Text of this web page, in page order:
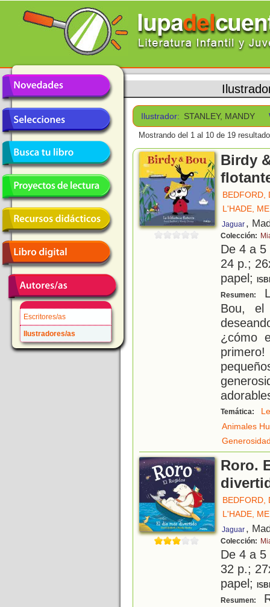
Escritores/as
Ilustradores/as
Ilustrador: STANLEY, MANDY
Mostrando del 1 al 10 de 19
Birdy
BEDFORD,
L'HADE,
Jaguar ,
Colección:
De 4 a
24 p.;
papel;
Resumen:
Bou,
¿cómo
Temática:
Animales
Roro.
BEDFORD,
L'HADE,
Jaguar ,
Colección:
De 4 a
32 p.;
papel;
Resumen: